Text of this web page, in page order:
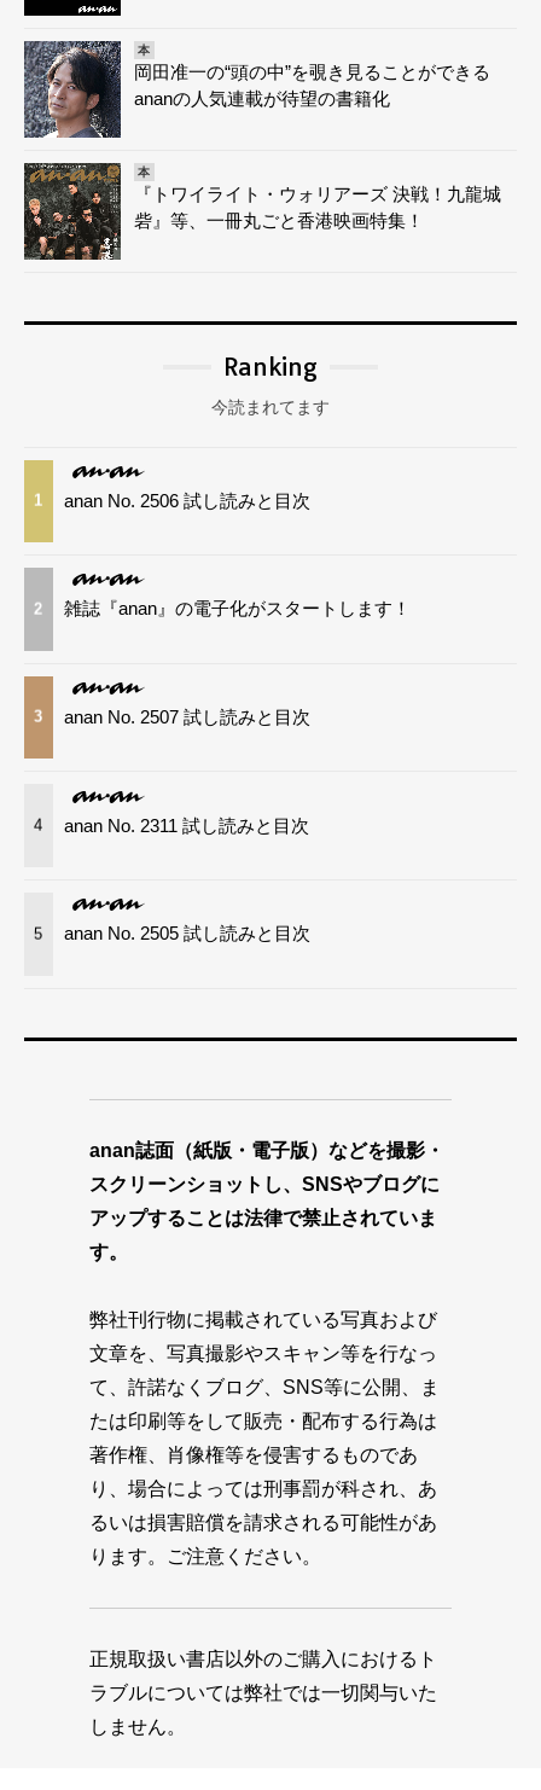
本
岡田准一の“頭の中”を覗き見ることができる
ananの人気連載が待望の書籍化
本
『トワイライト・ウォリアーズ 決戦！九龍城
砦』等、一冊丸ごと香港映画特集！
Ranking
今読まれてます
1 anan No. 2506 試し読みと目次
2 雑誌『anan』の電子化がスタートします！
3 anan No. 2507 試し読みと目次
4 anan No. 2311 試し読みと目次
5 anan No. 2505 試し読みと目次
anan誌面（紙版・電子版）などを撮影・
スクリーンショットし、SNSやブログに
アップすることは法律で禁止されていま
す。
弊社刊行物に掲載されている写真および
文章を、写真撮影やスキャン等を行なっ
て、許諾なくブログ、SNS等に公開、ま
たは印刷等をして販売・配布する行為は
著作権、肖像権等を侵害するものであ
り、場合によっては刑事罰が科され、あ
るいは損害賠償を請求される可能性があ
ります。ご注意ください。
正規取扱い書店以外のご購入におけるト
ラブルについては弊社では一切関与いた
しません。